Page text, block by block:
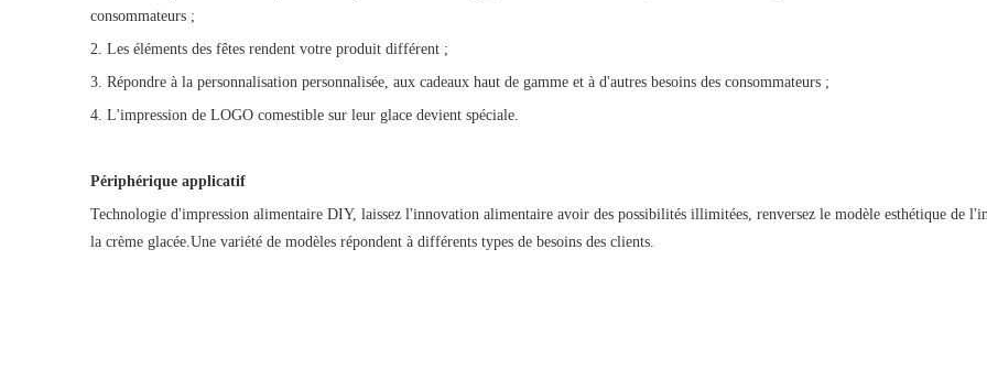
consommateurs ;
2. Les éléments des fêtes rendent votre produit différent ;
3. Répondre à la personnalisation personnalisée, aux cadeaux haut de gamme et à d'autres besoins des consommateurs ;
4. L'impression de LOGO comestible sur leur glace devient spéciale.
Périphérique applicatif
Technologie d'impression alimentaire DIY, laissez l'innovation alimentaire avoir des possibilités illimitées, renversez le modèle esthétique de
la crème glacée.Une variété de modèles répondent à différents types de besoins des clients.